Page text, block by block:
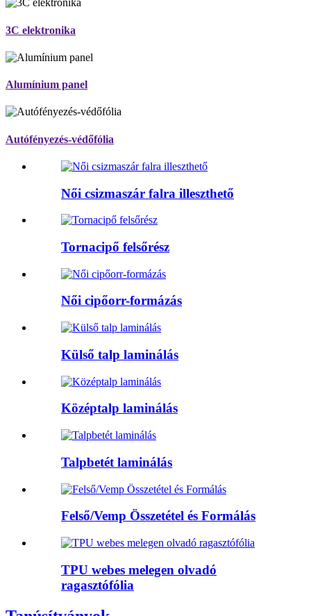
3C elektronika
Alumínium panel
Autófényezés-védőfólia
Női csizmaszár falra illeszthető
Tornacipő felsőrész
Női cipőorr-formázás
Külső talp laminálás
Középtalp laminálás
Talpbetét laminálás
Felső/Vemp Összetétel és Formálás
TPU webes melegen olvadó
ragasztófólia